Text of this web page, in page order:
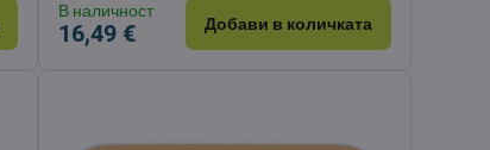
В наличност
16,49 € Добави в количката